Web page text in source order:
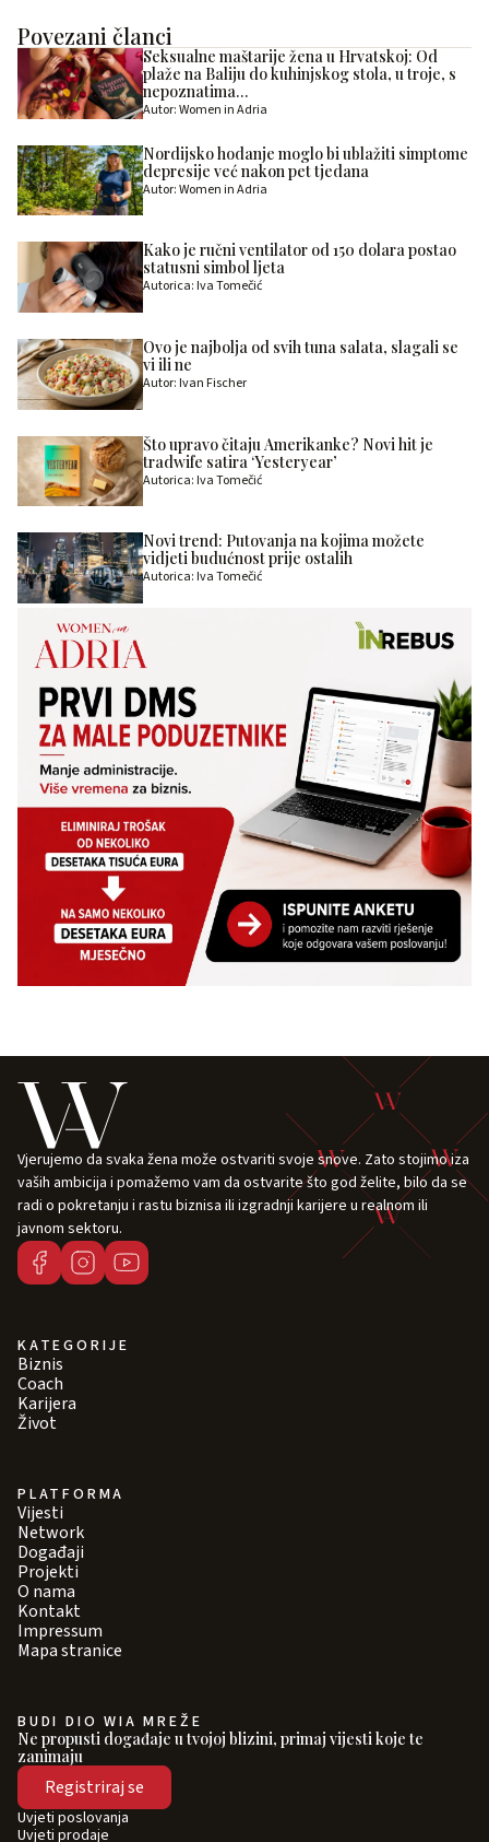
Povezani članci
Seksualne maštarije žena u Hrvatskoj: Od
plaže na Baliju do kuhinjskog stola, u troje, s
nepoznatima…
Autor: Women in Adria
Nordijsko hodanje moglo bi ublažiti simptome
depresije već nakon pet tjedana
Autor: Women in Adria
Kako je ručni ventilator od 150 dolara postao
statusni simbol ljeta
Autorica: Iva Tomečić
Ovo je najbolja od svih tuna salata, slagali se
vi ili ne
Autor: Ivan Fischer
Što upravo čitaju Amerikanke? Novi hit je
tradwife satira ‘Yesteryear’
Autorica: Iva Tomečić
Novi trend: Putovanja na kojima možete
vidjeti budućnost prije ostalih
Autorica: Iva Tomečić
Vjerujemo da svaka žena može ostvariti svoje snove. Zato stojimo iza
vaših ambicija i pomažemo vam da ostvarite što god želite, bilo da se
radi o pokretanju i rastu biznisa ili izgradnji karijere u realnom ili
javnom sektoru.
KATEGORIJE
Biznis
Coach
Karijera
Život
PLATFORMA
Vijesti
Network
Događaji
Projekti
O nama
Kontakt
Impressum
Mapa stranice
BUDI DIO WIA MREŽE
Ne propusti događaje u tvojoj blizini, primaj vijesti koje te
zanimaju
Registriraj se
Uvjeti poslovanja
Uvjeti prodaje